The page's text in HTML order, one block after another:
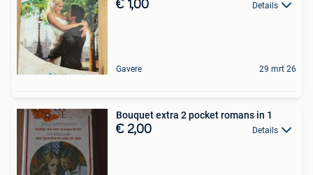
€ 1,00 Details
Gavere 29 mrt 26
Bouquet extra 2 pocket romans in 1
€ 2,00 Details